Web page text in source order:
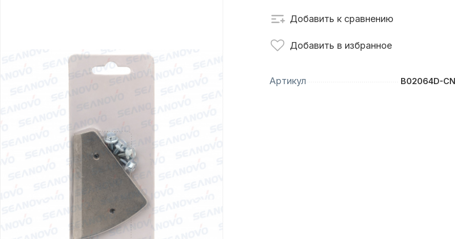
оборудование
Запчасти для ПЛМ
Автохолодильник
Добавить к сравнению
Добавить в избранное
Артикул B02064D-CN